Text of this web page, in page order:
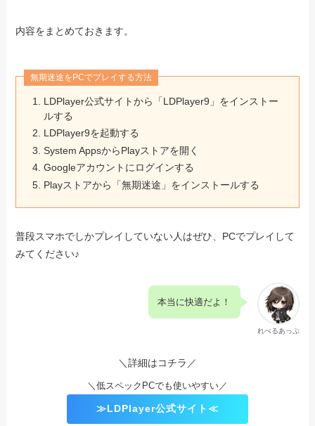
内容をまとめておきます。
無期迷途をPCでプレイする方法
LDPlayer公式サイトから「LDPlayer9」をインストー
ルする
LDPlayer9を起動する
System AppsからPlayストアを開く
Googleアカウントにログインする
Playストアから「無期迷途」をインストールする
普段スマホでしかプレイしていない人はぜひ、PCでプレイして
みてください♪
れべるあっぷ
本当に快適だよ！
＼詳細はコチラ／
＼低スペックPCでも使いやすい／
≫LDPlayer公式サイト≪